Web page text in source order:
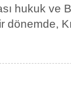
hukuk ve
dönemde,